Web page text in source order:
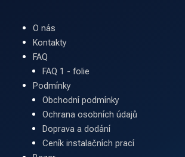
O nás
Kontakty
FAQ
FAQ 1 - folie
Podmínky
Obchodní podmínky
Ochrana osobních údajů
Doprava a dodání
Ceník instalačních prací